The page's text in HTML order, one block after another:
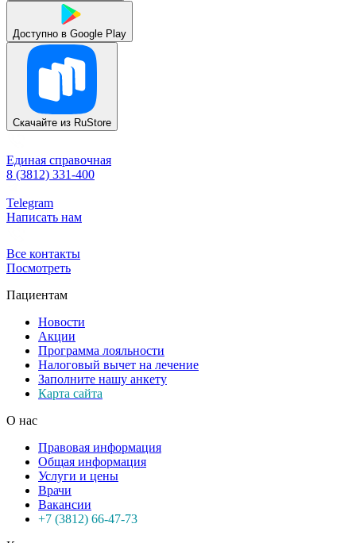
Доступно в Google Play
Скачайте из RuStore
Единая справочная
8 (3812) 331-400
Telegram
Написать нам
Все контакты
Посмотреть
Пациентам
Новости
Акции
Программа лояльности
Налоговый вычет на лечение
Заполните нашу анкету
Карта сайта
О нас
Правовая информация
Общая информация
Услуги и цены
Врачи
Вакансии
+7 (3812) 66-47-73